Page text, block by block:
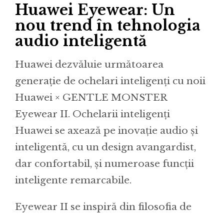
Huawei Eyewear: Un
nou trend în tehnologia
audio inteligentă
Huawei dezvăluie următoarea
generație de ochelari inteligenți cu noii
Huawei × GENTLE MONSTER
Eyewear II. Ochelarii inteligenți
Huawei se axează pe inovație audio și
inteligentă, cu un design avangardist,
dar confortabil, și numeroase funcții
inteligente remarcabile.
Eyewear II se inspiră din filosofia de